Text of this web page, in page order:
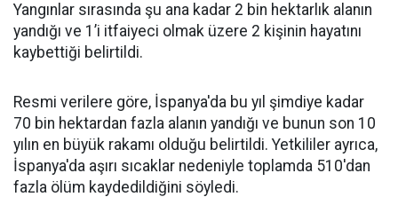
Yangınlar sırasında şu ana kadar 2 bin hektarlık alanın
yandığı ve 1’i itfaiyeci olmak üzere 2 kişinin hayatını
kaybettiği belirtildi.
Resmi verilere göre, İspanya'da bu yıl şimdiye kadar
70 bin hektardan fazla alanın yandığı ve bunun son 10
yılın en büyük rakamı olduğu belirtildi. Yetkililer ayrıca,
İspanya'da aşırı sıcaklar nedeniyle toplamda 510'dan
fazla ölüm kaydedildiğini söyledi.